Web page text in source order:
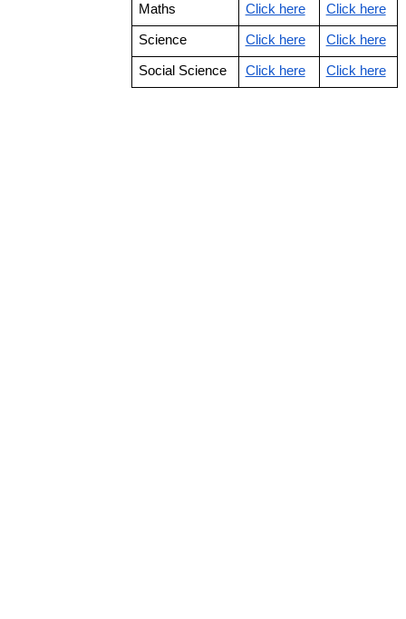
Maths Click here Click here
Science Click here Click here
Social Science Click here Click here